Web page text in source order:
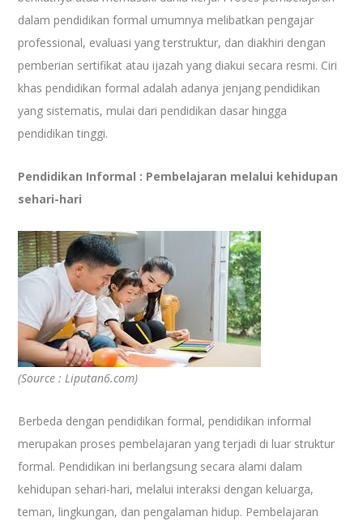
dalam pendidikan formal umumnya melibatkan pengajar
professional, evaluasi yang terstruktur, dan diakhiri dengan
pemberian sertifikat atau ijazah yang diakui secara resmi. Ciri
khas pendidikan formal adalah adanya jenjang pendidikan
yang sistematis, mulai dari pendidikan dasar hingga
pendidikan tinggi.
Pendidikan Informal : Pembelajaran melalui kehidupan
sehari-hari
(Source : Liputan6.com)
Berbeda dengan pendidikan formal, pendidikan informal
merupakan proses pembelajaran yang terjadi di luar struktur
formal. Pendidikan ini berlangsung secara alami dalam
kehidupan sehari-hari, melalui interaksi dengan keluarga,
teman, lingkungan, dan pengalaman hidup. Pembelajaran